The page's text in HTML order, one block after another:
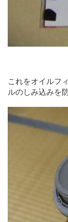
これをオイルフ
ルのしみ込みを